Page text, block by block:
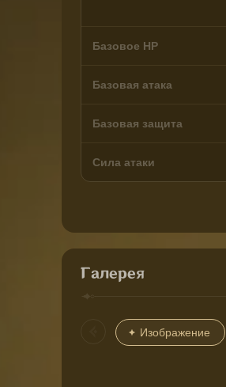
Базовое HP
Базовая атака
Базовая защита
Сила атаки
Галерея
Изображение